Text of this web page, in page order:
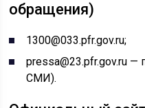
обращения)
1300@033.pfr.gov.ru;
pressa@23.pfr.gov.ru —
СМИ).